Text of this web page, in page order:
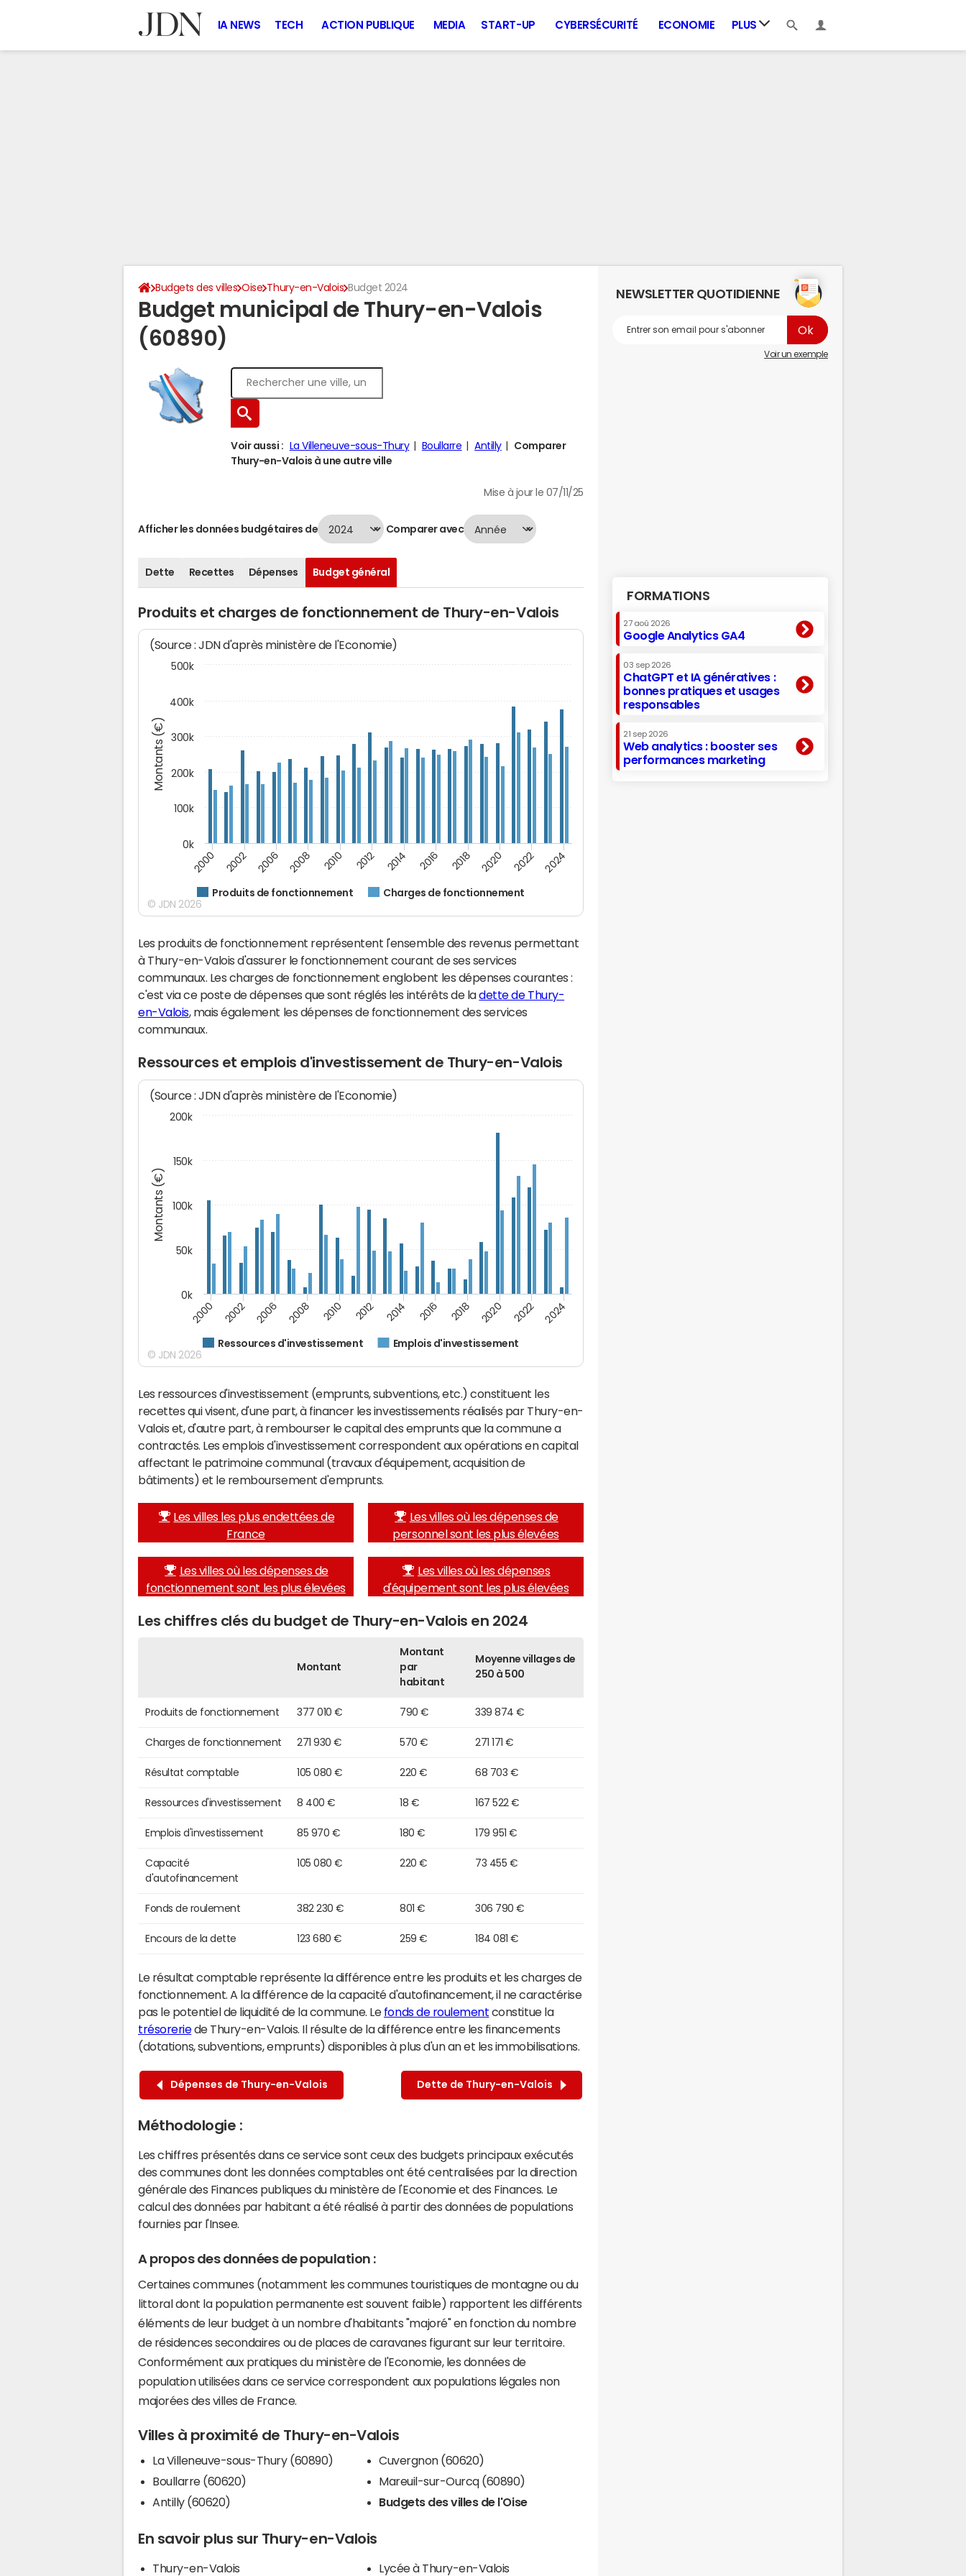
IA NEWS TECH ACTION PUBLIQUE MEDIA START-UP CYBERSÉCURITÉ ECONOMIE PLUS
Budgets des villes Oise Thury-en-Valois Budget 2024
Budget municipal de Thury-en-Valois
(60890)
Voir aussi : La Villeneuve-sous-Thury Boullarre Antilly
Comparer
Thury-en-Valois à une autre ville
Mise à jour le 07/11/25
Afficher les données budgétaires de Comparer avec
Dette Recettes Dépenses Budget général
Produits et charges de fonctionnement de Thury-en-Valois
Montants (€)
(Source : JDN d'après ministère de l'Economie)
Produits de fonctionnement Charges de fonctionnement
2000 2002 2006 2008 2010 2012 2014 2016 2018 2020 2022 2024
0k
100k
200k
300k
400k
500k
© JDN 2026
Les produits de fonctionnement représentent l'ensemble des revenus permettant
à Thury-en-Valois d'assurer le fonctionnement courant de ses services
communaux. Les charges de fonctionnement englobent les dépenses courantes :
c'est via ce poste de dépenses que sont réglés les intérêts de ladette de Thury-
en-Valois, mais également les dépenses de fonctionnement des services
communaux.
Ressources et emplois d'investissement de Thury-en-Valois
Montants (€)
(Source : JDN d'après ministère de l'Economie)
Ressources d'investissement Emplois d'investissement
2000 2002 2006 2008 2010 2012 2014 2016 2018 2020 2022 2024
0k
50k
100k
150k
200k
© JDN 2026
Les ressources d'investissement (emprunts, subventions, etc.) constituent les
recettes qui visent, d'une part, à financer les investissements réalisés par Thury-en-
Valois et, d'autre part, à rembourser le capital des emprunts que la commune a
contractés. Les emplois d'investissement correspondent aux opérations en capital
affectant le patrimoine communal (travaux d'équipement, acquisition de
bâtiments) et le remboursement d'emprunts.
Les villes les plus endettées de
France
Les villes où les dépenses de
personnel sont les plus élevées
Les villes où les dépenses de
fonctionnement sont les plus élevées
Les villes où les dépenses
d'équipement sont les plus élevées
Les chiffres clés du budget de Thury-en-Valois en 2024
Montant
Montant
par
habitant
Moyenne villages de
250 à 500
Produits de fonctionnement 377 010 € 790 € 339 874 €
Charges de fonctionnement 271 930 € 570 € 271 171 €
Résultat comptable 105 080 € 220 € 68 703 €
Ressources d'investissement 8 400 € 18 € 167 522 €
Emplois d'investissement 85 970 € 180 € 179 951 €
Capacité
d'autofinancement
105 080 € 220 € 73 455 €
Fonds de roulement 382 230 € 801 € 306 790 €
Encours de la dette 123 680 € 259 € 184 081 €
Le résultat comptable représente la différence entre les produits et les charges de
fonctionnement. A la différence de la capacité d'autofinancement, il ne caractérise
pas le potentiel de liquidité de la commune. Le fonds de roulement constitue la
trésoreriede Thury-en-Valois. Il résulte de la différence entre les financements
(dotations, subventions, emprunts) disponibles à plus d'un an et les immobilisations.
Dépenses de Thury-en-Valois Dette de Thury-en-Valois
Méthodologie :
Les chiffres présentés dans ce service sont ceux des budgets principaux exécutés
des communes dont les données comptables ont été centralisées par la direction
générale des Finances publiques du ministère de l'Economie et des Finances. Le
calcul des données par habitant a été réalisé à partir des données de populations
fournies par l'Insee.
A propos des données de population :
Certaines communes (notamment les communes touristiques de montagne ou du
littoral dont la population permanente est souvent faible) rapportent les différents
éléments de leur budget à un nombre d'habitants "majoré" en fonction du nombre
de résidences secondaires ou de places de caravanes figurant sur leur territoire.
Conformément aux pratiques du ministère de l'Economie, les données de
population utilisées dans ce service correspondent aux populations légales non
majorées des villes de France.
Villes à proximité de Thury-en-Valois
La Villeneuve-sous-Thury (60890)
Boullarre (60620)
Antilly (60620)
Cuvergnon (60620)
Mareuil-sur-Ourcq (60890)
Budgets des villes de l'Oise
En savoir plus sur Thury-en-Valois
Thury-en-Valois Lycée à Thury-en-Valois
NEWSLETTER QUOTIDIENNE
Voir un exemple
FORMATIONS
27 aoû 2026
Google Analytics GA4
03 sep 2026
ChatGPT et IA génératives :
bonnes pratiques et usages
responsables
21 sep 2026
Web analytics : booster ses
performances marketing